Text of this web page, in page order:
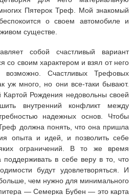
Пятерок Треф. Мой знакомый
о своем автомобиле и
существе.
собой счастливый вариант
своим характером и взял от него
Счастливых Трефовых
уж много, но они все-таки бывают.
Рождения недовольны своей
внутренний конфликт между
надежных основ. Чтобы
должна понять, что она пришла
опыта и идей, и позволить себе
ограничений. В то же время
в себе веру в то, что
будут удовлетворяться. И
чем нужно для минимального
— Семерка Бубен — это карта